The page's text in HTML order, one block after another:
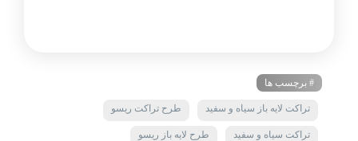
# برچسب ها
تراکت لایه باز سیاه و سفید طرح تراکت ریسو
تراکت سیاه و سفید طرح لایه باز ریسو